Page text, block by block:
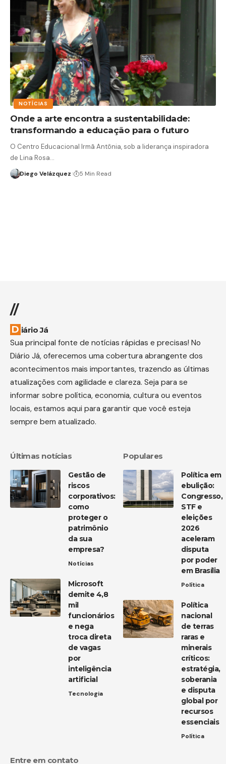
NOTÍCIAS
Onde a arte encontra a sustentabilidade:
transformando a educação para o futuro
O Centro Educacional Irmã Antônia, sob a liderança inspiradora
de Lina Rosa…
Diego Velázquez 5 Min Read
//
Diário Já
Sua principal fonte de notícias rápidas e precisas! No
Diário Já, oferecemos uma cobertura abrangente dos
acontecimentos mais importantes, trazendo as últimas
atualizações com agilidade e clareza. Seja para se
informar sobre política, economia, cultura ou eventos
locais, estamos aqui para garantir que você esteja
sempre bem atualizado.
Últimas notícias
Gestão de
riscos
corporativos:
como
proteger o
patrimônio
da sua
empresa?
Notícias
Microsoft
demite 4,8
mil
funcionários
e nega
troca direta
de vagas
por
inteligência
artificial
Tecnologia
Populares
Política em
ebulição:
Congresso,
STF e
eleições
2026
aceleram
disputa
por poder
em Brasília
Política
Política
nacional
de terras
raras e
minerais
críticos:
estratégia,
soberania
e disputa
global por
recursos
essenciais
Política
Entre em contato